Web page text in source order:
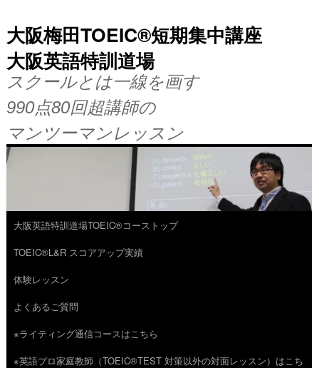
大阪梅田TOEIC®短期集中講座
大阪英語特訓道場
スクールとは一線を画す
990点80回超講師の
マンツーマンレッスン
コ
ン
テ
ン
ツ
へ
大阪英語特訓道場TOEIC®コーストップ
TOEIC®L&R スコアアップ実績
体験レッスン
よくあるご質問
※ライティング通信コースはこちら
※英語プロ家庭教師（TOEIC®TEST 対策以外の対面レッスン）はこち